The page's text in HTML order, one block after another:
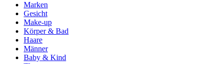
Marken
Gesicht
Make-up
Körper & Bad
Haare
Männer
Baby & Kind